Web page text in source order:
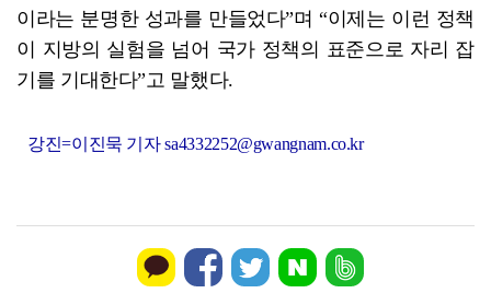
이라는 분명한 성과를 만들었다”며 “이제는 이런 정책
이 지방의 실험을 넘어 국가 정책의 표준으로 자리 잡
기를 기대한다”고 말했다.
강진=이진묵 기자 sa4332252@gwangnam.co.kr